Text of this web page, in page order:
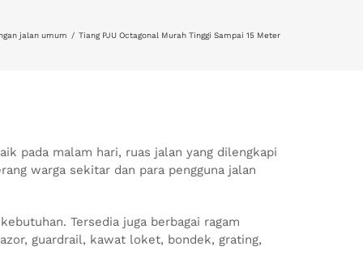
jalan umum Tiang PJU Octagonal Murah Tinggi Sampai 15 Meter
pada malam hari, ruas jalan yang dilengkapi
warga sekitar dan para pengguna jalan
Tersedia juga berbagai ragam
guardrail, kawat loket, bondek, grating,